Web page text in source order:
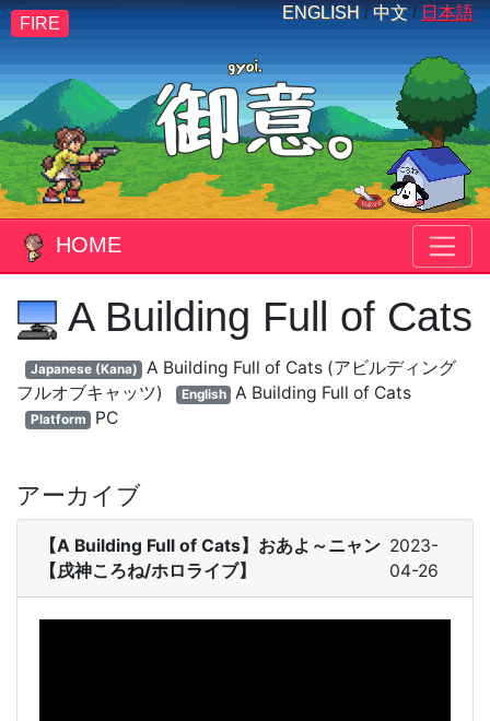
ENGLISH / 中文 / 日本語
FIRE
HOME
A Building Full of Cats
Japanese (Kana)
A Building Full of Cats (アビルディング
フルオブキャッツ)
English A Building Full of Cats
Platform PC
アーカイブ
【A Building Full of Cats】おあよ～ニャン
【戌神ころね/ホロライブ】
2023-
04-26